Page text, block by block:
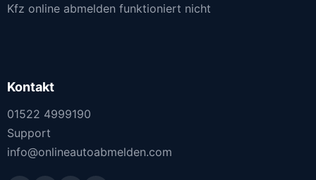
Kfz online abmelden funktioniert nicht
Kontakt
01522 4999190
Support
info@onlineautoabmelden.com